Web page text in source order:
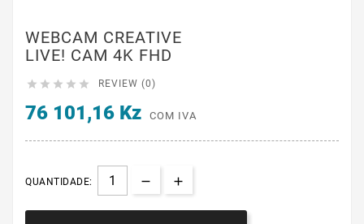
WEBCAM CREATIVE
LIVE! CAM 4K FHD
     REVIEW (0)
76 101,16 Kz COM IVA
QUANTIDADE: